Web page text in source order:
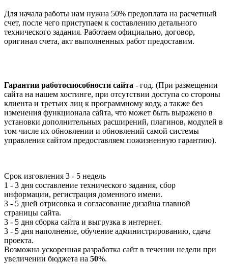
Для начала работы нам нужна 50% предоплата на расчетный
счет, после чего приступаем к составлению детального
технического задания. Работаем официально, договор,
оригинал счета, акт выполненных работ предоставим.
Гарантии работоспособности сайта - год. (При размещении
сайта на нашем хостинге, при отсутствии доступа со стороны
клиента и третьих лиц к программному коду, а также без
изменения функционала сайта, что может быть выражено в
установки дополнительных расширений, плагинов, модулей в
том числе их обновлении и обновлений самой системы
управления сайтом предоставляем пожизненную гарантию).
Срок изговления 3 - 5 недель
1 - 3 дня составление технического задания, сбор
информации, регистрация доменного имени.
3 - 5 дней отрисовка и согласование дизайна главной
страницы сайта.
3 - 5 дня сборка сайта и выгрузка в интернет.
3 - 5 дня наполнение, обучение администрированию, сдача
проекта.
Возможна ускоренная разработка сайт в течении недели при
увеличении бюджета на 50%.